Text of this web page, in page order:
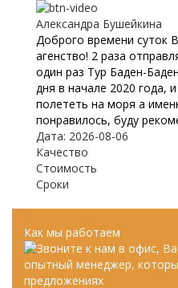
Александра Бушейкина
Доброго времени суток
агенство! 2 раза
один раз Тур Баден-
дня в начале 2020 года,
полететь на моря а
понравилось, буду
Дата: 2026-08-06
Качество
Стоимость
Сроки
Как мы работаем